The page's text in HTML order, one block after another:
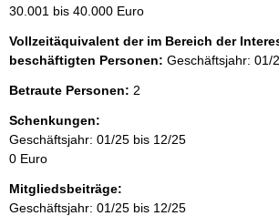
30.001 bis 40.000 Euro
Vollzeitäquivalent der im Bereich der
beschäftigten Personen: Geschäftsjahr: 01/
Betraute Personen: 2
Schenkungen:
Geschäftsjahr: 01/25 bis 12/25
0 Euro
Mitgliedsbeiträge:
Geschäftsjahr: 01/25 bis 12/25